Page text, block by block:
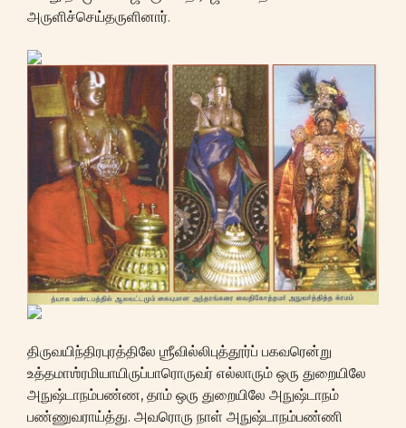
அருளிச்செய்தருளினார்.
திருவயிந்திரபுரத்திலே ஶ்ரீவில்லிபுத்தூர்ப் பகவரென்று
உத்தமாஶ்ரமியாயிருப்பாரொருவர் எல்லாரும் ஒரு துறையிலே
அநுஷ்டாநம்பண்ண, தாம் ஒரு துறையிலே அநுஷ்டாநம்
பண்ணுவராய்த்து. அவரொரு நாள் அநுஷ்டாநம்பண்ணி